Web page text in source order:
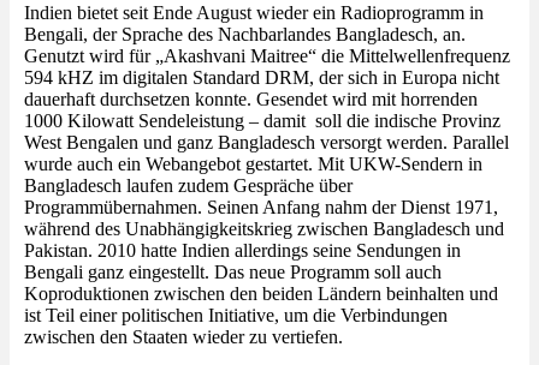
Indien bietet seit Ende August wieder ein Radioprogramm in
Bengali, der Sprache des Nachbarlandes Bangladesch, an.
Genutzt wird für „Akashvani Maitree“ die Mittelwellenfrequenz
594 kHZ im digitalen Standard DRM, der sich in Europa nicht
dauerhaft durchsetzen konnte. Gesendet wird mit horrenden
1000 Kilowatt Sendeleistung – damit soll die indische Provinz
West Bengalen und ganz Bangladesch versorgt werden. Parallel
wurde auch ein Webangebot gestartet. Mit UKW-Sendern in
Bangladesch laufen zudem Gespräche über
Programmübernahmen. Seinen Anfang nahm der Dienst 1971,
während des Unabhängigkeitskrieg zwischen Bangladesch und
Pakistan. 2010 hatte Indien allerdings seine Sendungen in
Bengali ganz eingestellt. Das neue Programm soll auch
Koproduktionen zwischen den beiden Ländern beinhalten und
ist Teil einer politischen Initiative, um die Verbindungen
zwischen den Staaten wieder zu vertiefen.